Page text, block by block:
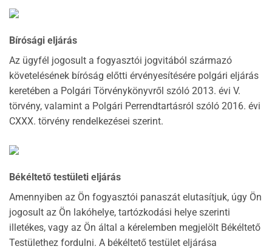
Bírósági eljárás
Az ügyfél jogosult a fogyasztói jogvitából származó
követelésének bíróság előtti érvényesítésére polgári eljárás
keretében a Polgári Törvénykönyvről szóló 2013. évi V.
törvény, valamint a Polgári Perrendtartásról szóló 2016. évi
CXXX. törvény rendelkezései szerint.
Békéltető testületi eljárás
Amennyiben az Ön fogyasztói panaszát elutasítjuk, úgy Ön
jogosult az Ön lakóhelye, tartózkodási helye szerinti
illetékes, vagy az Ön által a kérelemben megjelölt Békéltető
Testülethez fordulni. A békéltető testület eljárása